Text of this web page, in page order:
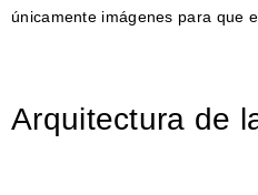
únicamente imágenes para que
Arquitectura de